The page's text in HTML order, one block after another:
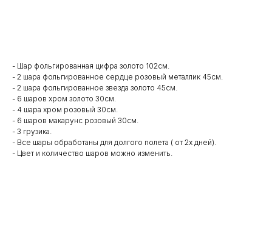
- Шар фольгированная цифра золото 102см.
- 2 шара фольгированное сердце розовый металлик 45см.
- 2 шара фольгированное звезда золото 45см.
- 6 шаров хром золото 30см.
- 4 шара хром розовый 30см.
- 6 шаров макарунс розовый 30см.
- 3 грузика.
- Все шары обработаны для долгого полета ( от 2х дней).
- Цвет и количество шаров можно изменить.